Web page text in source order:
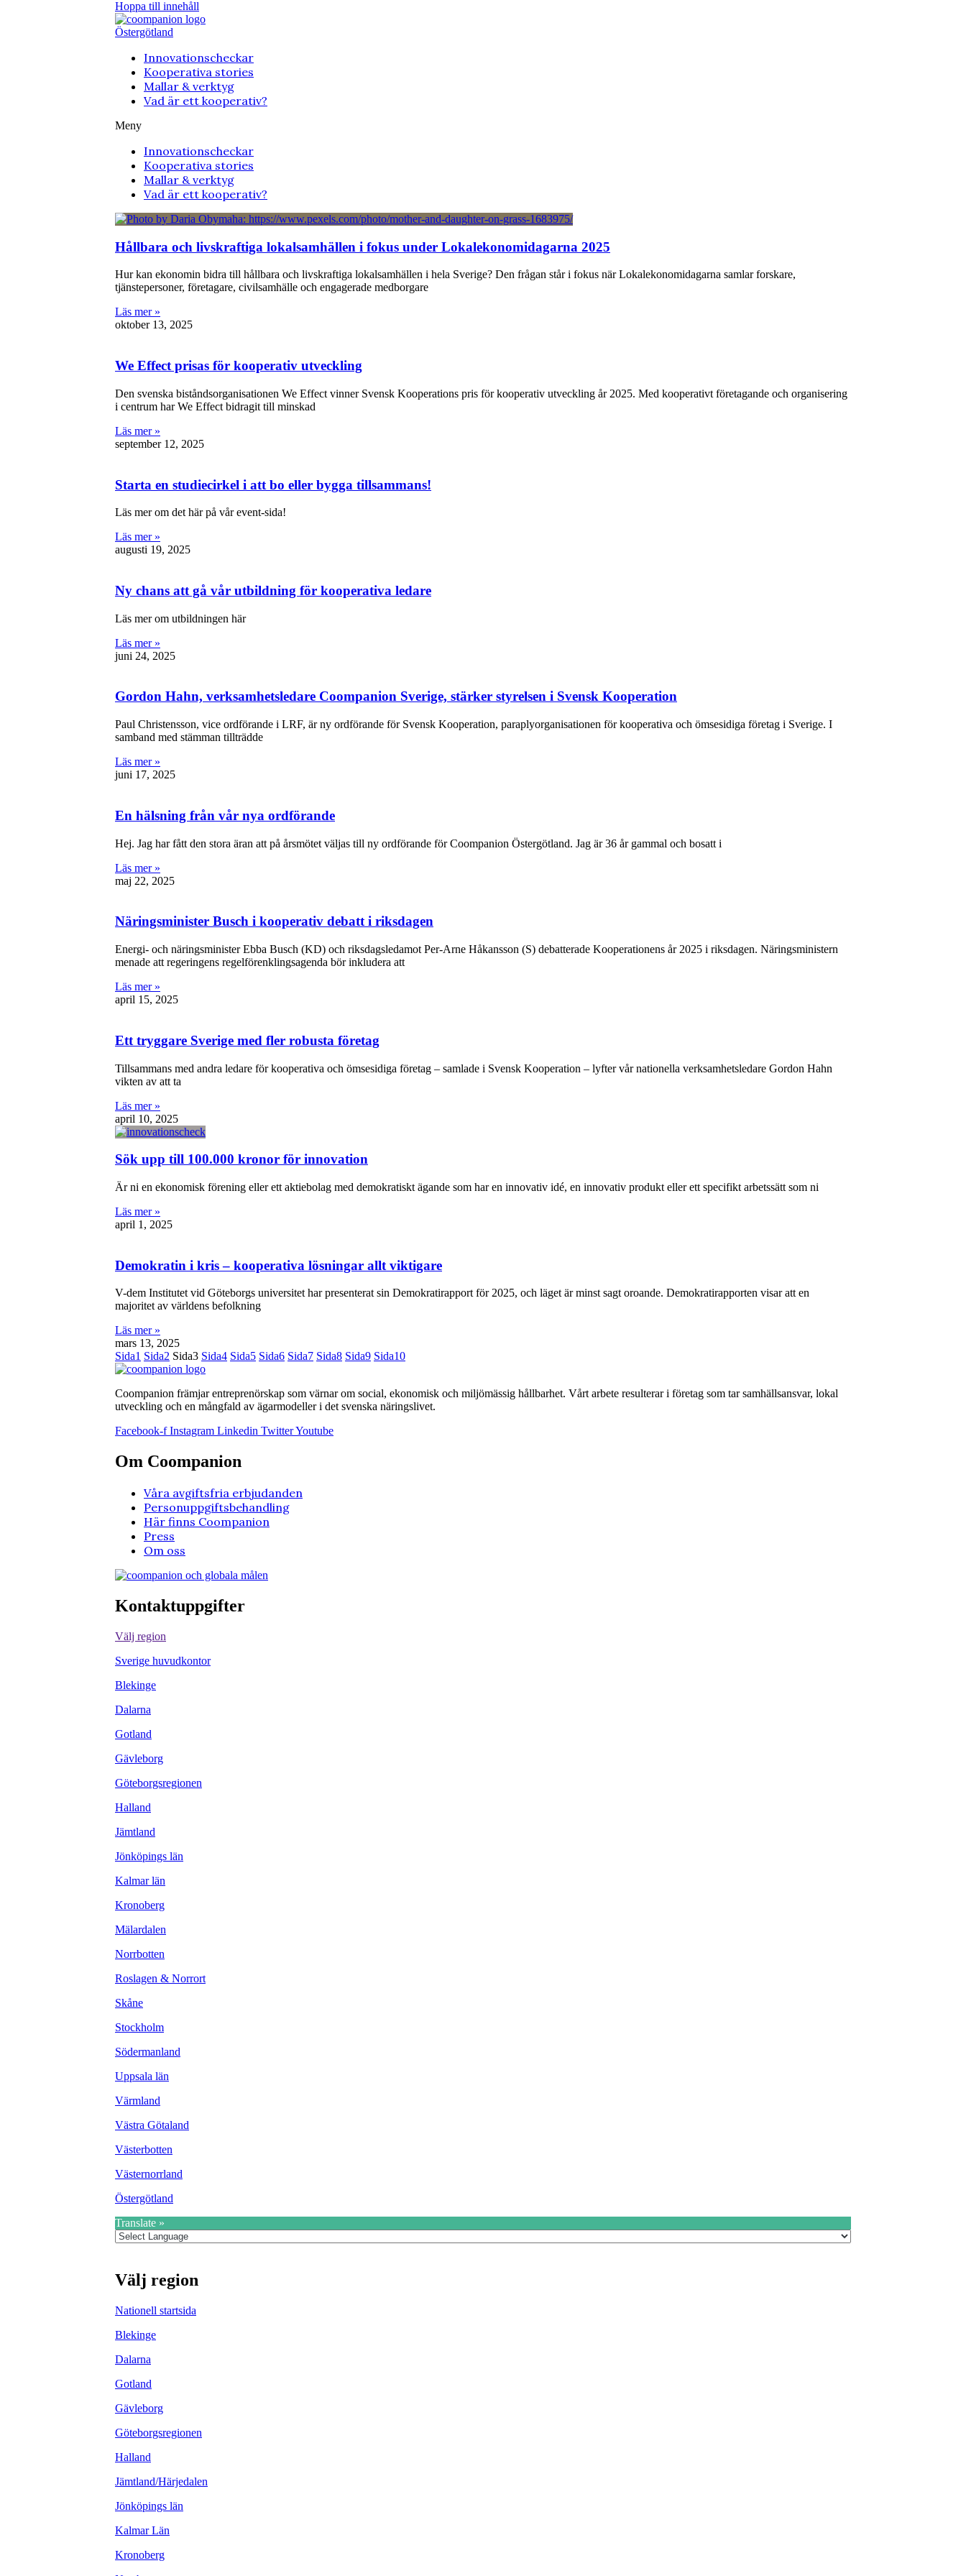
Hoppa till innehåll
Östergötland
Innovationscheckar
Kooperativa stories
Mallar & verktyg
Vad är ett kooperativ?
Meny
Innovationscheckar
Kooperativa stories
Mallar & verktyg
Vad är ett kooperativ?
Hållbara och livskraftiga lokalsamhällen i fokus under Lokalekonomidagarna 2025
Hur kan ekonomin bidra till hållbara och livskraftiga lokalsamhällen i hela Sverige? Den frågan står i fokus när Lokalekonomidagarna samlar forskare,
tjänstepersoner, företagare, civilsamhälle och engagerade medborgare
Läs mer »
oktober 13, 2025
We Effect prisas för kooperativ utveckling
Den svenska biståndsorganisationen We Effect vinner Svensk Kooperations pris för kooperativ utveckling år 2025. Med kooperativt företagande och organisering
i centrum har We Effect bidragit till minskad
Läs mer »
september 12, 2025
Starta en studiecirkel i att bo eller bygga tillsammans!
Läs mer om det här på vår event-sida!
Läs mer »
augusti 19, 2025
Ny chans att gå vår utbildning för kooperativa ledare
Läs mer om utbildningen här
Läs mer »
juni 24, 2025
Gordon Hahn, verksamhetsledare Coompanion Sverige, stärker styrelsen i Svensk Kooperation
Paul Christensson, vice ordförande i LRF, är ny ordförande för Svensk Kooperation, paraplyorganisationen för kooperativa och ömsesidiga företag i Sverige. I
samband med stämman tillträdde
Läs mer »
juni 17, 2025
En hälsning från vår nya ordförande
Hej. Jag har fått den stora äran att på årsmötet väljas till ny ordförande för Coompanion Östergötland. Jag är 36 år gammal och bosatt i
Läs mer »
maj 22, 2025
Näringsminister Busch i kooperativ debatt i riksdagen
Energi- och näringsminister Ebba Busch (KD) och riksdagsledamot Per-Arne Håkansson (S) debatterade Kooperationens år 2025 i riksdagen. Näringsministern
menade att regeringens regelförenklingsagenda bör inkludera att
Läs mer »
april 15, 2025
Ett tryggare Sverige med fler robusta företag
Tillsammans med andra ledare för kooperativa och ömsesidiga företag – samlade i Svensk Kooperation – lyfter vår nationella verksamhetsledare Gordon Hahn
vikten av att ta
Läs mer »
april 10, 2025
Sök upp till 100.000 kronor för innovation
Är ni en ekonomisk förening eller ett aktiebolag med demokratiskt ägande som har en innovativ idé, en innovativ produkt eller ett specifikt arbetssätt som ni
Läs mer »
april 1, 2025
Demokratin i kris – kooperativa lösningar allt viktigare
V-dem Institutet vid Göteborgs universitet har presenterat sin Demokratirapport för 2025, och läget är minst sagt oroande. Demokratirapporten visar att en
majoritet av världens befolkning
Läs mer »
mars 13, 2025
Sida1 Sida2 Sida3 Sida4 Sida5 Sida6 Sida7 Sida8 Sida9 Sida10
Coompanion främjar entreprenörskap som värnar om social, ekonomisk och miljömässig hållbarhet. Vårt arbete resulterar i företag som tar samhällsansvar, lokal
utveckling och en mångfald av ägarmodeller i det svenska näringslivet.
Facebook-f Instagram Linkedin TwitterYoutube
Om Coompanion
Våra avgiftsfria erbjudanden
Personuppgiftsbehandling
Här finns Coompanion
Press
Om oss
Kontaktuppgifter
Välj region
Sverige huvudkontor
Blekinge
Dalarna
Gotland
Gävleborg
Göteborgsregionen
Halland
Jämtland
Jönköpings län
Kalmar län
Kronoberg
Mälardalen
Norrbotten
Roslagen & Norrort
Skåne
Stockholm
Södermanland
Uppsala län
Värmland
Västra Götaland
Västerbotten
Västernorrland
Östergötland
Translate »
Välj region
Nationell startsida
Blekinge
Dalarna
Gotland
Gävleborg
Göteborgsregionen
Halland
Jämtland/Härjedalen
Jönköpings län
Kalmar Län
Kronoberg